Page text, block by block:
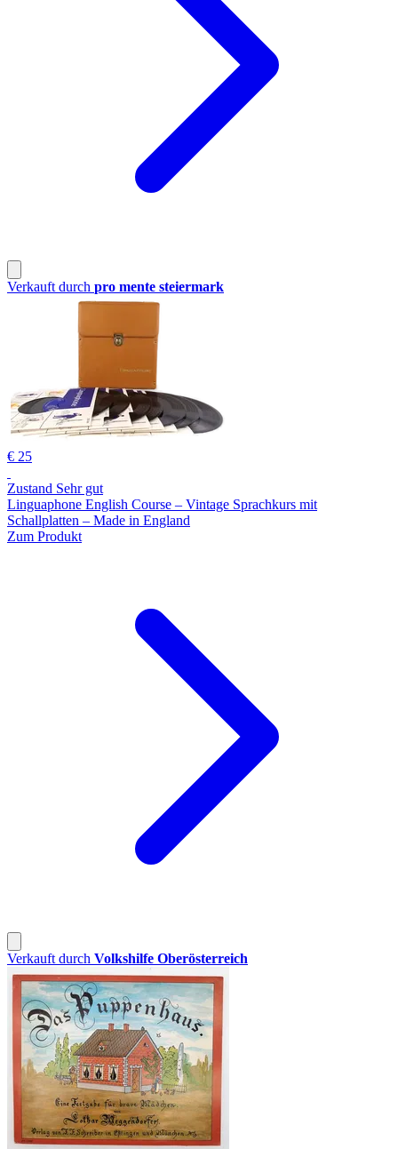
Verkauft durch pro mente steiermark
€ 25
Zustand Sehr gut
Linguaphone English Course – Vintage Sprachkurs mit
Schallplatten – Made in England
Zum Produkt
Verkauft durch Volkshilfe Oberösterreich